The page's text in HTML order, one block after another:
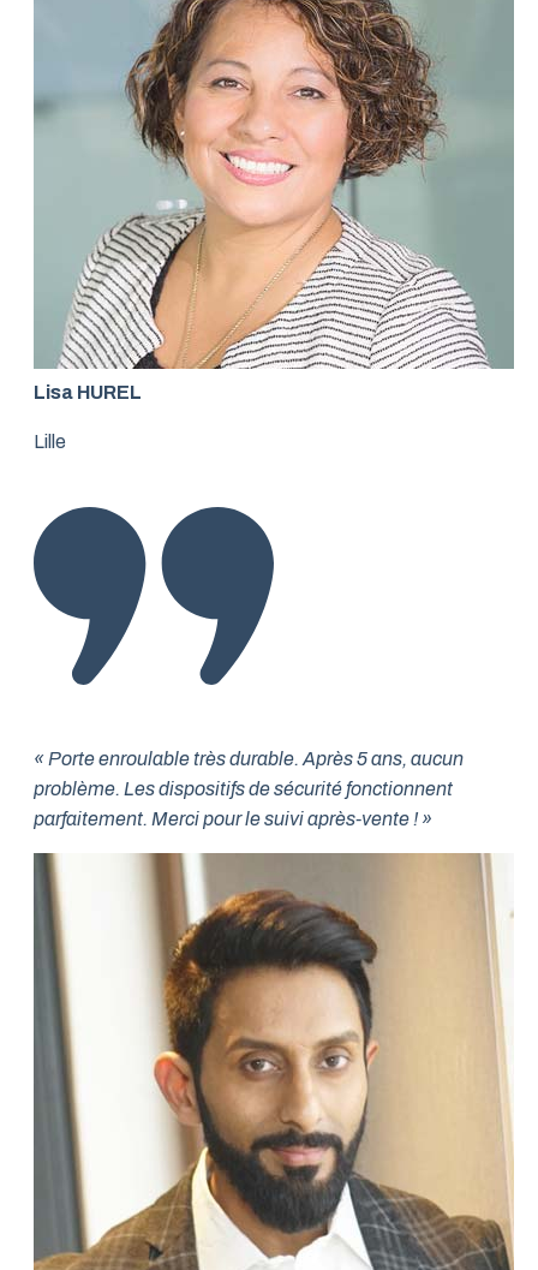
Lisa HUREL
Lille
« Porte enroulable très durable. Après 5 ans, aucun
problème. Les dispositifs de sécurité fonctionnent
parfaitement. Merci pour le suivi après-vente ! »